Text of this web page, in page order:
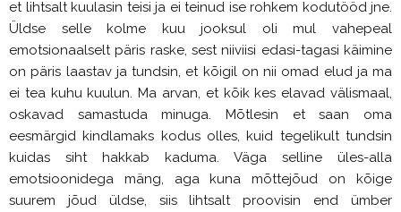
et lihtsalt kuulasin teisi ja ei teinud ise rohkem kodutööd jne.
Üldse selle kolme kuu jooksul oli mul vahepeal
emotsionaalselt päris raske, sest niiviisi edasi-tagasi käimine
on päris laastav ja tundsin, et kõigil on nii omad elud ja ma
ei tea kuhu kuulun. Ma arvan, et kõik kes elavad välismaal,
oskavad samastuda minuga. Mõtlesin et saan oma
eesmärgid kindlamaks kodus olles, kuid tegelikult tundsin
kuidas siht hakkab kaduma. Väga selline üles-alla
emotsioonidega mäng, aga kuna mõttejõud on kõige
suurem jõud üldse, siis lihtsalt proovisin end ümber